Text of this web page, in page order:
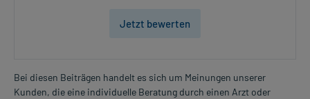
Jetzt bewerten
Bei diesen Beiträgen handelt es sich um Meinungen unserer
Kunden, die eine individuelle Beratung durch einen Arzt oder